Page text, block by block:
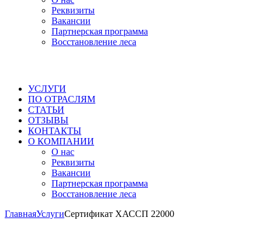
Реквизиты
Вакансии
Партнерская программа
Восстановление леса
УСЛУГИ
ПО ОТРАСЛЯМ
СТАТЬИ
ОТЗЫВЫ
КОНТАКТЫ
О КОМПАНИИ
О нас
Реквизиты
Вакансии
Партнерская программа
Восстановление леса
ГлавнаяУслугиСертификат ХАССП 22000